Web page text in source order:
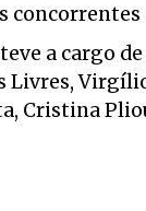
a cargo
Livres,
Cristina